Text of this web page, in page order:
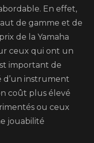
En effet,
de gamme et de
de la Yamaha
ceux qui ont un
important de
d’un instrument
coût plus élevé
ou ceux
jouabilité